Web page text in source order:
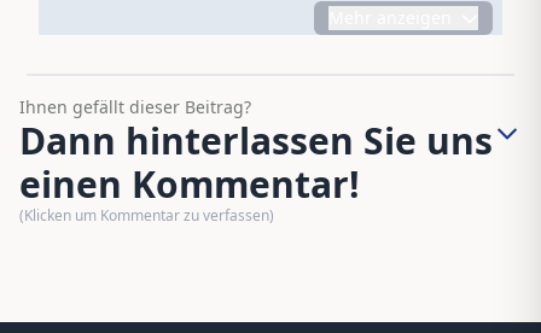
Ihnen gefällt dieser Beitrag?
Dann hinterlassen Sie uns
einen Kommentar!
(Klicken um Kommentar zu verfassen)